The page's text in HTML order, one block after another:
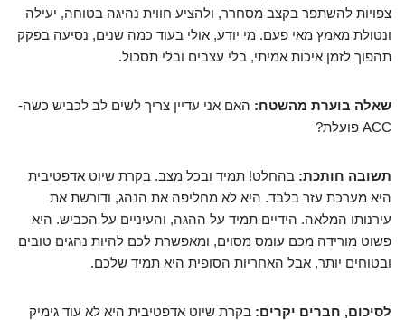
צפויות להשתפר בקצב מסחרר, ולהציע חווית נהיגה בטוחה, יעילה
ונטולת מאמץ מאי פעם. מי יודע, אולי בעוד כמה שנים, נסיעה בפקק
תהפוך לזמן איכות אמיתי, בלי עצבים ובלי תסכול.
שאלה בוערת מהשטח: האם אני עדיין צריך לשים לב לכביש כשה-
ACC פועלת?
תשובה חותכת: בהחלט! תמיד ובכל מצב. בקרת שיוט אדפטיבית
היא מערכת עזר בלבד. היא לא מחליפה את הנהג, ודורשת את
עירנותו המלאה. הידיים תמיד על ההגה, והעיניים על הכביש. היא
פשוט מורידה מכם עומס מסוים, ומאפשרת לכם להיות נהגים טובים
ובטוחים יותר, אבל האחריות הסופית היא תמיד שלכם.
לסיכום, חברים יקרים: בקרת שיוט אדפטיבית היא לא עוד גימיק